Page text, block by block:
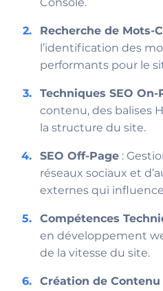
Recherche de Mots-
l’identification des
performants pour le
Techniques SEO On-
contenu, des balises
la structure du site.
SEO Off-Page :
réseaux sociaux et
externes qui
Compétences
en développement
de la vitesse du site.
Création de Contenu